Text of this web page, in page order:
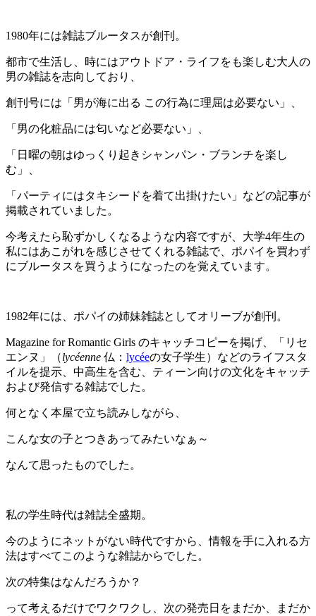
1980年には雑誌ブルータスが創刊。
都市で生活し、時にはアウトドア・ライフをも楽しむ大人の
男の雑誌を志向しており、
創刊号には「男が海に出る この行為に理屈は必要ない」、
「男の化粧品には匂いなど必要ない」、
「日曜の朝はゆっくり起きシャンパン・ブランチを楽し
む」、
「パーティにはタキシードを着て出掛けたい」などの記事が
掲載されていました。
今考えたら恥ずかしくなるような内容ですが、大学4年生の
私にはあこがれを感じさせてくれる雑誌で、ポパイを買わず
にブルータスを買うようになったのを覚えています。
1982年には、ポパイの姉妹雑誌としてオリーブが創刊。
Magazine for Romantic Girls のキャッチコピーを掲げ、「リセ
エンヌ」（lycéenne 仏： lycéeの女子学生）などのライフスタ
イルを提示、中高生を含む、ティーン向けの文化をキャッチ
および発信する雑誌でした。
何となく本屋で立ち読みしながら、
こんな女の子とつきあってみたいなぁ～
なんて思ったものでした。
私の学生時代は雑誌全盛期。
今のようにネットがない時代ですから、情報を手に入れる方
法はすべてこのような雑誌からでした。
次の特集はなんだろうか？
って考えるだけでワクワクし、次の発売日をまだか、まだか